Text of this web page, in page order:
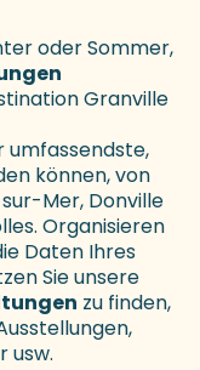
oder Sommer,
Granville
umfassendste,
können, von
Mer, Donville
Organisieren
Daten Ihres
Sie unsere
zu finden,
usw.